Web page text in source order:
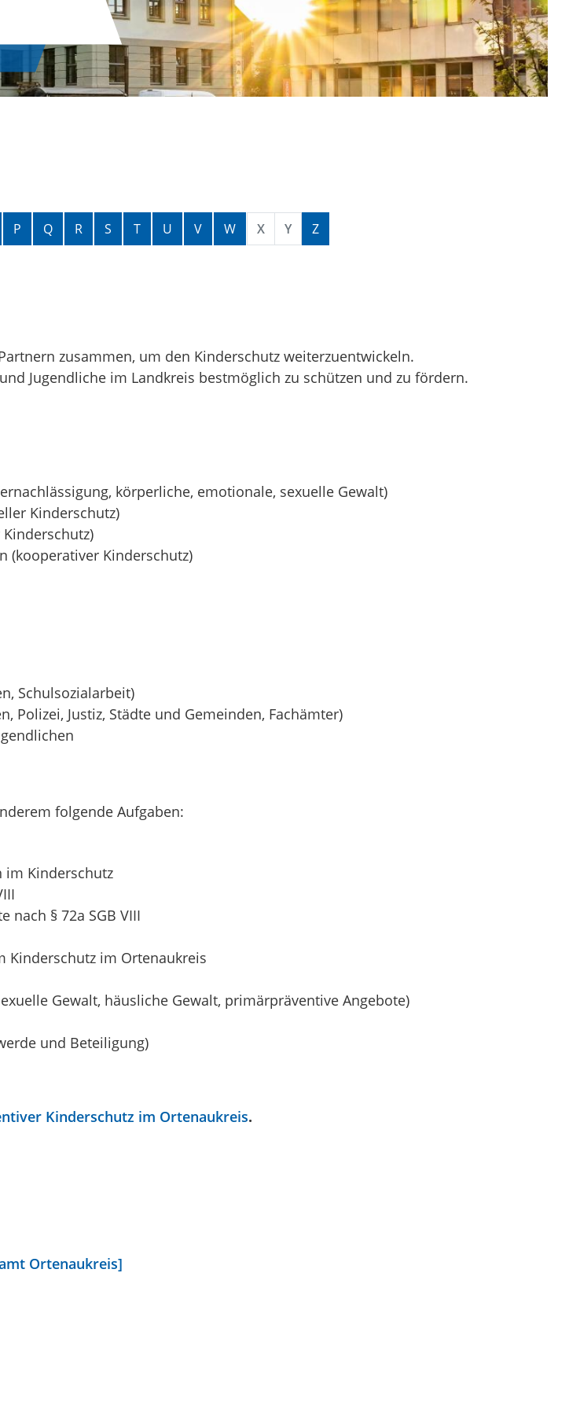
P Q R S T U V W X Y Z
zusammen, um den Kinderschutz weiterzuentwickeln.
Jugendliche im Landkreis bestmöglich zu schützen und zu fördern.
körperliche, emotionale, sexuelle Gewalt)
Kinderschutz)
(kooperativer Kinderschutz)
Schulsozialarbeit)
Polizei, Justiz, Städte und Gemeinden, Fachämter)
folgende Aufgaben:
im Kinderschutz
nach § 72a SGB VIII
Kinderschutz im Ortenaukreis
Gewalt, häusliche Gewalt, primärpräventive Angebote)
und Beteiligung)
Kinderschutz im Ortenaukreis.
Ortenaukreis]